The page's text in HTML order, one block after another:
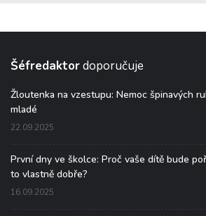
Šéfredaktordoporučuje
Žloutenka na vzestupu: Nemoc špinavých
mladé
22.09.2025
První dny ve školce: Proč vaše dítě bude
to vlastně dobře?
16.09.2025